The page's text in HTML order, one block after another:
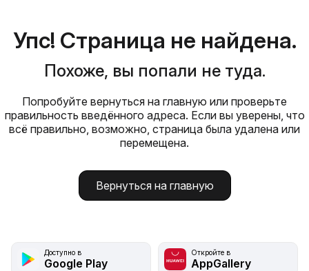
Упс! Страница не найдена.
Похоже, вы попали не туда.
Попробуйте вернуться на главную или проверьте
правильность введённого адреса. Если вы уверены, что
всё правильно, возможно, страница была удалена или
перемещена.
Вернуться на главную
Доступно в
Google Play
Откройте в
AppGallery